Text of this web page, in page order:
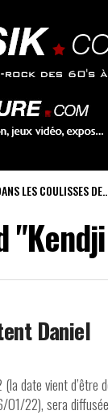
LES COULISSES
Daniel
date vient d’être
01/22), sera